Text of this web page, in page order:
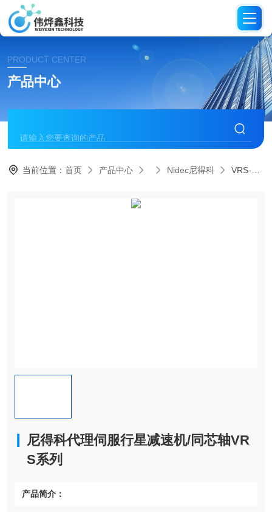
PRODUCT CENTER
产品中心
当前位置：首页 产品中心 Nidec尼得科 VRS-060C-3-K3-14BG11尼得科代理伺服行星减速机/同芯轴VRS系列
尼得科代理伺服行星减速机/同芯轴VR
S系列
产品简介：